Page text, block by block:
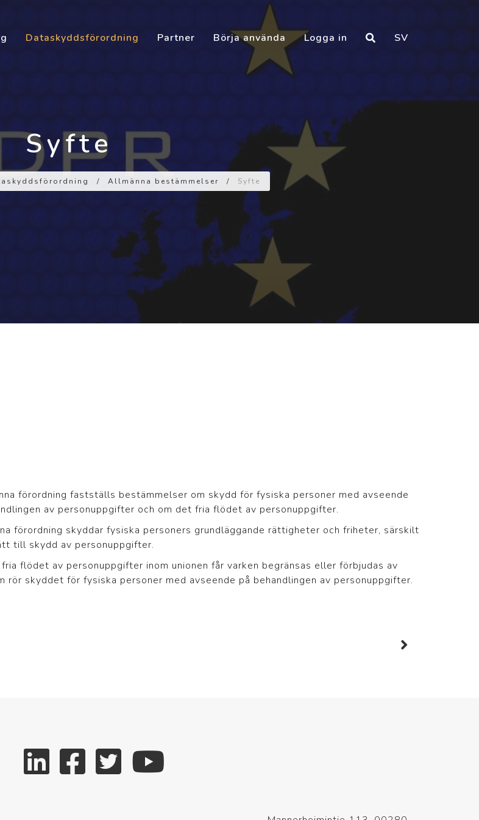
Dataskyddsförordning Partner Börja använda Logga in SV
Syfte
/ Allmänna bestämmelser / Syfte
förordning fastställs bestämmelser om skydd för fysiska personer med avseende
av personuppgifter och om det fria flödet av personuppgifter.
förordning skyddar fysiska personers grundläggande rättigheter och friheter, särskilt
till skydd av personuppgifter.
flödet av personuppgifter inom unionen får varken begränsas eller förbjudas av
rör skyddet för fysiska personer med avseende på behandlingen av personuppgifter.